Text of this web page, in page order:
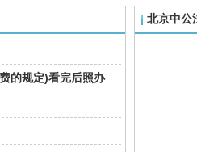
的规定)看完后照办
北京中公